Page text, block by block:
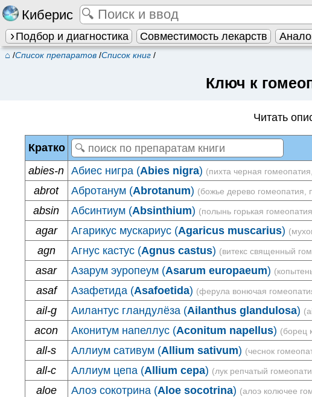
Киберис
Подбор и диагностика Совместимость лекарств
⌂ /Список препаратов/Список книг/
Ключ к
Читать
Кратко
abies-n Абиес нигра (Abies nigra) (пихта черная
abrot Абротанум (Abrotanum) (божье дерево гомеопатия,
absin Абсинтиум (Absinthium) (полынь горькая
agar Агарикус мускариус (Agaricus muscarius)
agn Агнус кастус (Agnus castus) (витекс священный
asar Азарум эуропеум (Asarum europaeum)
asaf Азафетида (Asafoetida) (ферула вонючая
ail-g Аилантус гландулёза (Ailanthus glandulosa)
acon Аконитум напеллус (Aconitum napellus) (борец
all-s Аллиум сативум (Allium sativum) (чеснок
all-c Аллиум цепа (Allium cepa) (лук репчатый
aloe Алоэ сокотрина (Aloe socotrina) (алоэ колючее